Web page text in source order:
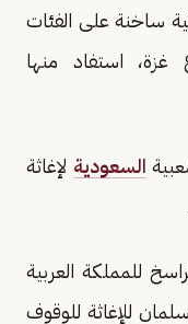
25,000 وجبة غذائية ساخنة على الفئات
استفاد منها
السعودية لإغاثة
للمملكة العربية
للإغاثة للوقوف